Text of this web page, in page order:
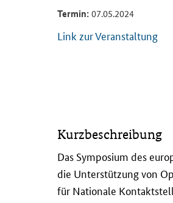
Termin:07.05.2024
Link zur Veranstaltung
a
s
S
y
Kurzbeschreibung
Das Symposium des
die Unterstützung von
für Nationale